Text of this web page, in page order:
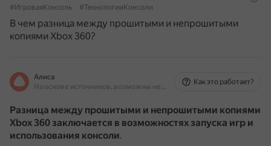
#ИгроваяКонсоль
#ТехнологииКонсоли
В чем разница между прошитыми и непрошитыми
копиями Xbox 360?
Алиса
На основе источников, возможны неточности
Как это работает?
Разница между прошитыми и непрошитыми копиями
Xbox 360 заключается в возможностях запуска игр и
использования консоли.